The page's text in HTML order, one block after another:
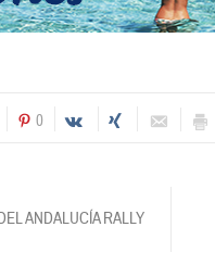
0
ANDALUCÍA RALLY